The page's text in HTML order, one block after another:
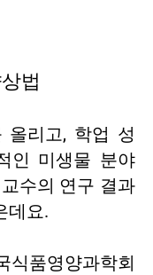
법
올리고, 학업 성
인 미생물 분야
수의 연구 결과
데요.
식품영양과학회